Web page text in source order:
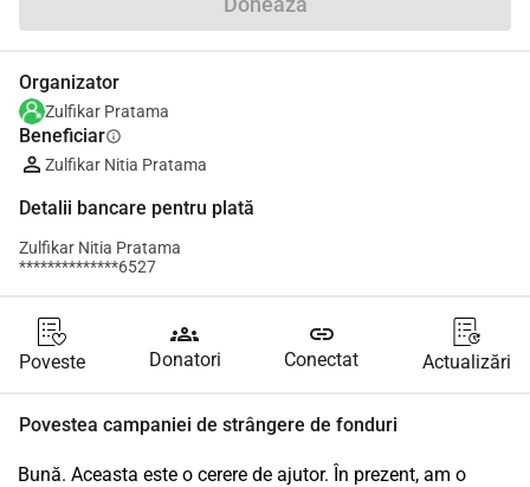
Organizator
Zulfikar Pratama
Beneficiarinfo
Zulfikar Nitia Pratama
Detalii bancare pentru plată
Zulfikar Nitia Pratama
**************6527
Poveste
groups
Donatori
link
Conectat Actualizări
Povestea campaniei de strângere de fonduri
Bună. Aceasta este o cerere de ajutor. În prezent, am o